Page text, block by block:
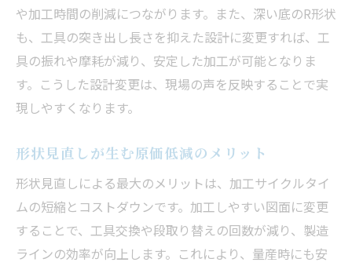
持続可能な原価低減への設計改革
原価低減と量産性を両立する考え方
設計段階から始める原価低減戦略
原価低減を支える現場と設計の連携
や加工時間の削減につながります。また、深い底のR形状
も、工具の突き出し長さを抑えた設計に変更すれば、工
具の振れや摩耗が減り、安定した加工が可能となりま
す。こうした設計変更は、現場の声を反映することで実
現しやすくなります。
形状見直しが生む原価低減のメリット
形状見直しによる最大のメリットは、加工サイクルタイ
ムの短縮とコストダウンです。加工しやすい図面に変更
することで、工具交換や段取り替えの回数が減り、製造
ラインの効率が向上します。これにより、量産時にも安